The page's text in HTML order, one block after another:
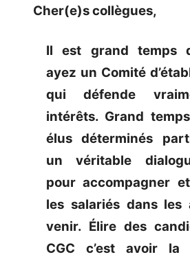
Cher(e)s collègues,
Il est grand temps
ayez un Comité
qui défende
intérêts. Grand
élus déterminés
un véritable
pour accompagner
les salariés dans les
venir. Élire des
CGC c’est avoir la